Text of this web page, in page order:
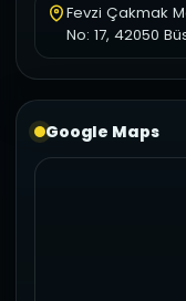
Fevzi Çakmak
No: 17, 42050
Google Maps